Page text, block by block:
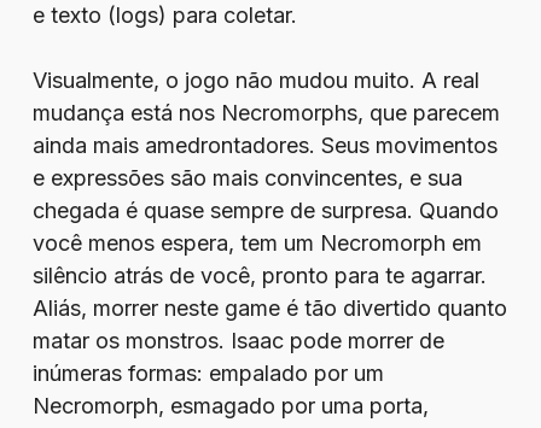
e texto (logs) para coletar.
Visualmente, o jogo não mudou muito. A real
mudança está nos Necromorphs, que parecem
ainda mais amedrontadores. Seus movimentos
e expressões são mais convincentes, e sua
chegada é quase sempre de surpresa. Quando
você menos espera, tem um Necromorph em
silêncio atrás de você, pronto para te agarrar.
Aliás, morrer neste game é tão divertido quanto
matar os monstros. Isaac pode morrer de
inúmeras formas: empalado por um
Necromorph, esmagado por uma porta,